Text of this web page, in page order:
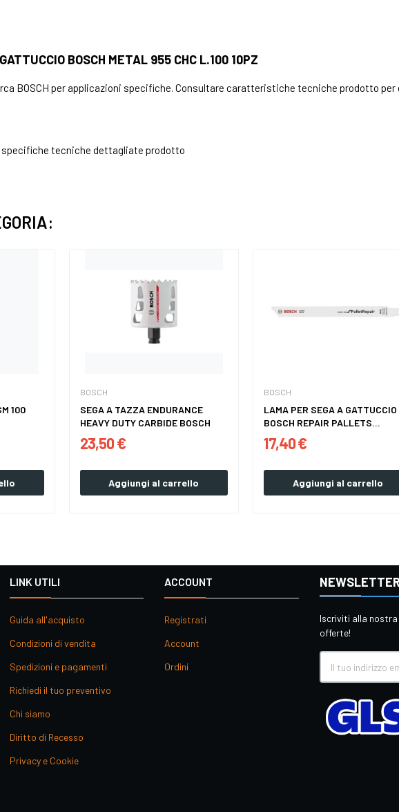
BOSCH METAL 955 CHC L.100 10PZ
BOSCH per applicazioni specifiche. Consultare caratteristiche tecniche prodotto
specifiche tecniche dettagliate prodotto
100
BOSCH
SEGA A TAZZA ENDURANCE
HEAVY DUTY CARBIDE BOSCH
23,50 €
Aggiungi al carrello
BOSCH
LAMA PER SEGA A GATTUCCIO
BOSCH REPAIR PALLETS...
17,40 €
Aggiungi al carrello
LINK UTILI
Guida all'acquisto
Condizioni di vendita
Spedizioni e pagamenti
Richiedi il tuo preventivo
Chi siamo
Diritto di Recesso
Privacy e Cookie
ACCOUNT
Registrati
Account
Ordini
NEWSLETTER
Iscriviti alla
offerte!